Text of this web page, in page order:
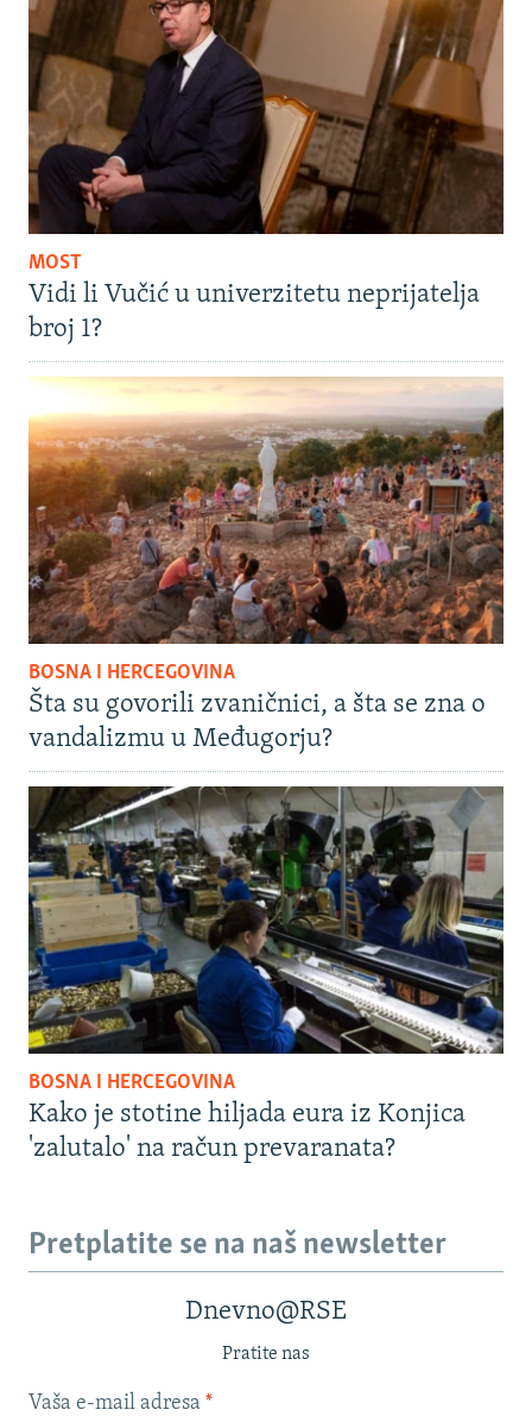
MOST
Vidi li Vučić u univerzitetu neprijatelja
broj 1?
BOSNA I HERCEGOVINA
Šta su govorili zvaničnici, a šta se zna o
vandalizmu u Međugorju?
BOSNA I HERCEGOVINA
Kako je stotine hiljada eura iz Konjica
'zalutalo' na račun prevaranata?
Pretplatite se na naš newsletter
Dnevno@RSE
Pratite nas
Vaša e-mail adresa *